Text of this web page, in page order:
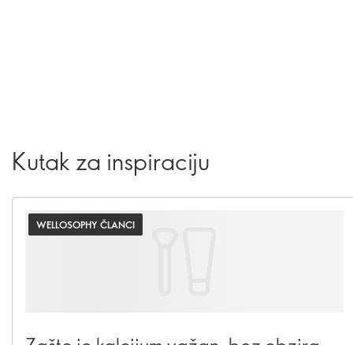
Kutak za inspiraciju
WELLOSOPHY ČLANCI